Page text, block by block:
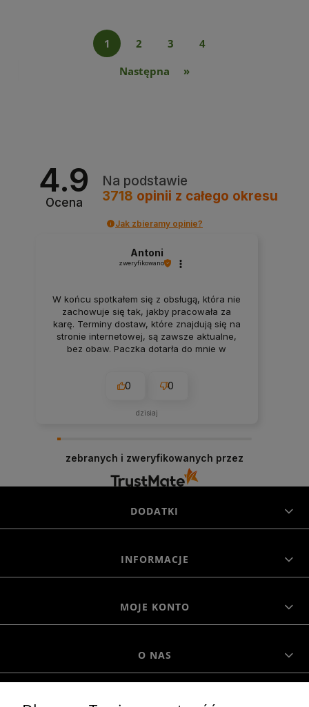
1 2 3
4
»
4.9
Ocena
Na podstawie
3718 opinii z całego okresu
Jak zbieramy opinie?
Antoni
zweryfikowano
W końcu spotkałem się z obsługą, która nie
zachowuje się tak, jakby pracowała za
karę. Terminy dostaw, które znajdują się na
stronie internetowej, są zawsze aktualne,
bez obaw. Paczka dotarła do mnie w
obsługa. Warto.
0 0
dzisiaj
zebranych i zweryfikowanych przez
DODATKI
INFORMACJE
MOJE KONTO
O NAS
MOROWO